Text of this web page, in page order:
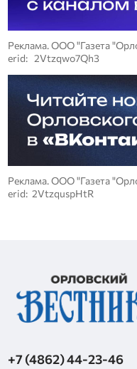
Реклама. ООО "Газета
erid: 2Vtzqwo7Qh3
Реклама. ООО "Газета
erid: 2VtzquspHtR
+7 (4862) 44-23-46